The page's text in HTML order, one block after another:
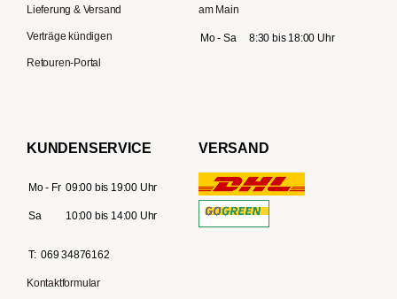
Lieferung & Versand
Verträge kündigen
Retouren-Portal
am Main
Mo - Sa 8:30 bis 18:00 Uhr
KUNDENSERVICE
Mo - Fr 09:00 bis 19:00 Uhr
Sa 10:00 bis 14:00 Uhr
T: 069 34876162
Kontaktformular
VERSAND